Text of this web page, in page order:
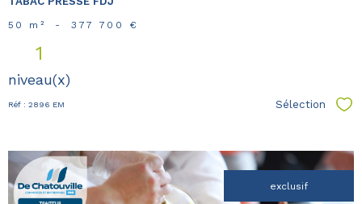
50 m² - 377 700 €
1
niveau(x)
Réf : 2896 EM Sélection
exclusif